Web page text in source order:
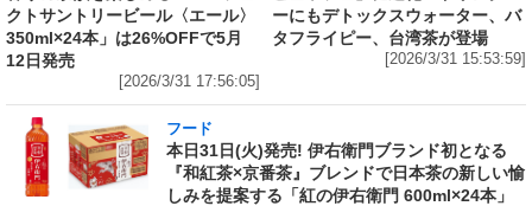
クトサントリービール〈エール〉
350ml×24本」は26%OFFで5月
12日発売
[2026/3/31 17:56:05]
ーにもデトックスウォーター、バ
タフライピー、台湾茶が登場
[2026/3/31 15:53:59]
フード
本日31日(火)発売! 伊右衛門ブランド初となる
『和紅茶×京番茶』ブレンドで日本茶の新しい愉
しみを提案する「紅の伊右衛門 600ml×24本」